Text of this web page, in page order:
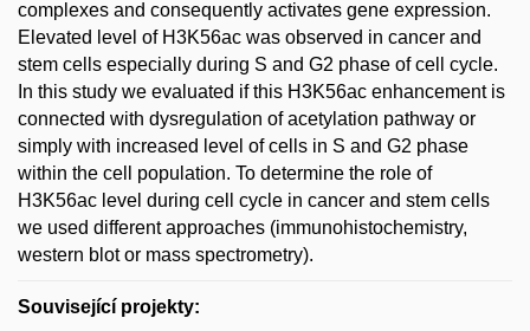
complexes and consequently activates gene expression.
Elevated level of H3K56ac was observed in cancer and
stem cells especially during S and G2 phase of cell cycle.
In this study we evaluated if this H3K56ac enhancement is
connected with dysregulation of acetylation pathway or
simply with increased level of cells in S and G2 phase
within the cell population. To determine the role of
H3K56ac level during cell cycle in cancer and stem cells
we used different approaches (immunohistochemistry,
western blot or mass spectrometry).
Související projekty: